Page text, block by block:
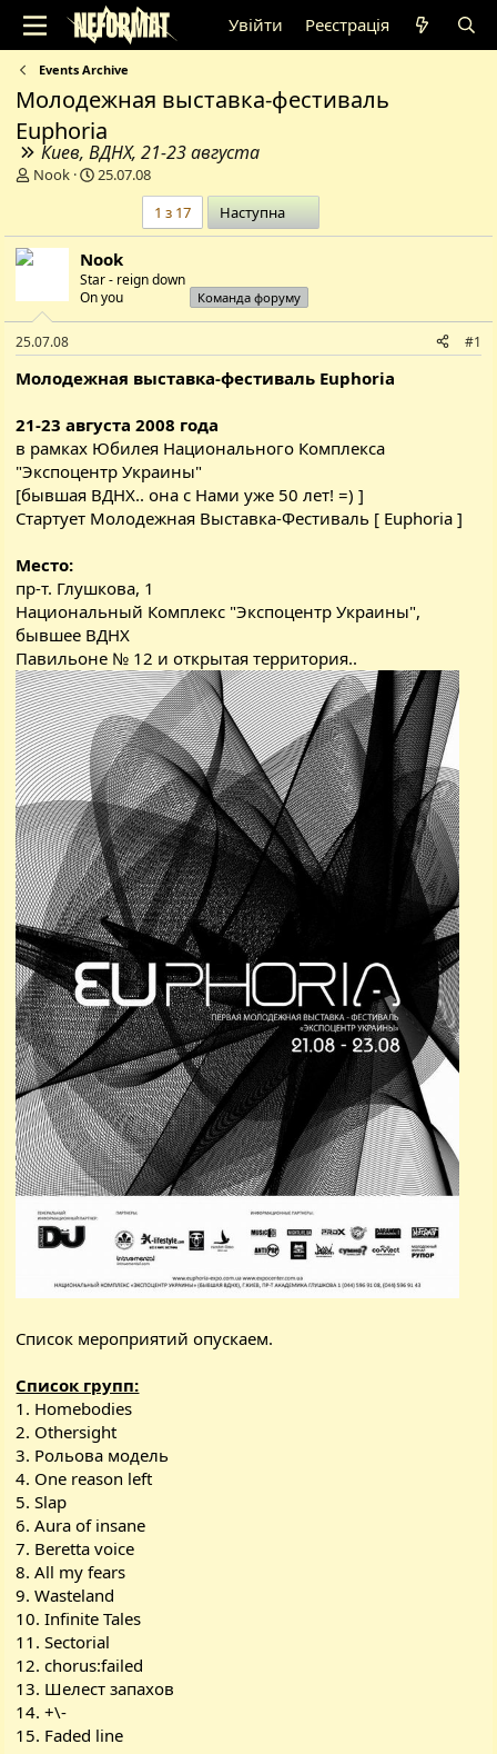
Увійти Реєстрація
Events Archive
Молодежная выставка-фестиваль
Euphoria
Киев, ВДНХ, 21-23 августа
А
о
р
м
и
Nook
Д
а
с
т
в
е
н
25.07.08
1 з 17
Наступна
Nook
Star - reign down
On you
Команда форуму
25.07.08 #1
Молодежная выставка-фестиваль Euphoria
21-23 августа 2008 года
в рамках Юбилея Национального Комплекса
"Экспоцентр Украины"
[бывшая ВДНХ.. она с Нами уже 50 лет! =) ]
Стартует Молодежная Выставка-Фестиваль [ Euphoria ]
Место:
пр-т. Глушкова, 1
Национальный Комплекс "Экспоцентр Украины",
бывшее ВДНХ
Павильоне № 12 и открытая территория..
Список мероприятий опускаем.
Список групп:
1. Homеbodies
2. Othersight
3. Рольова модель
4. Onе reаson lеft
5. Slap
6. Aura of insane
7. Beretta voice
8. All my fears
9. Wasteland
10. Infinite Tales
11. Sectorial
12. chorus:failed
13. Шелест запахов
14. +\-
15. Faded line